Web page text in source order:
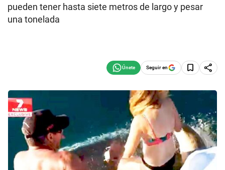
pueden tener hasta siete metros de largo y pesar
una tonelada
Seguir en